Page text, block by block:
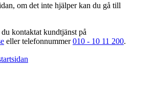
om det inte hjälper kan du gå till
kontaktat kundtjänst på
eller telefonnummer010 - 10 11 200.